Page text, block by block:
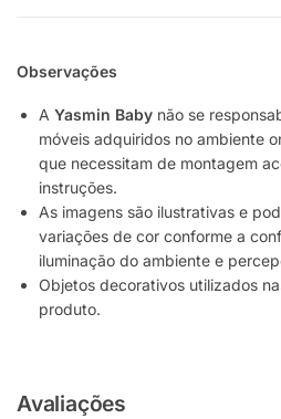
Observações
A Yasmin Baby não se
móveis adquiridos no ambiente
que necessitam de montagem
instruções.
As imagens são ilustrativas e
variações de cor conforme a
iluminação do ambiente e
Objetos decorativos utilizados
produto.
Avaliações